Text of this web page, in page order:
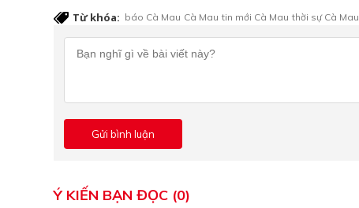
Từ khóa: báo Cà Mau Cà Mau tin mới Cà Mau thời sự Cà Mau
Ý KIẾN BẠN ĐỌC (0)